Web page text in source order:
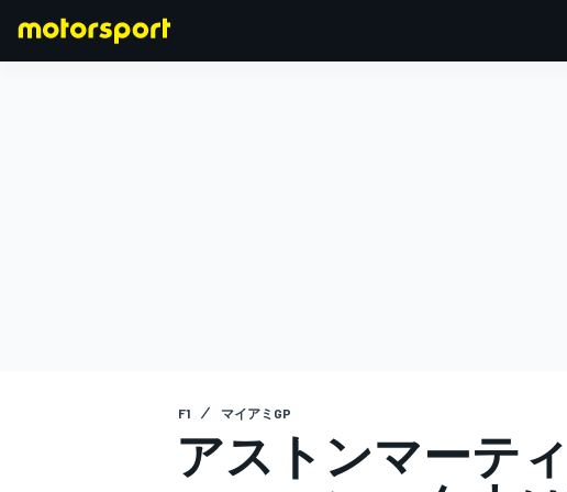
F1 マイアミGP
アストンマーテ